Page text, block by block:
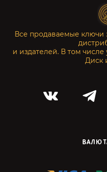
Все продаваемые ключи
и издателей. В том
Диск